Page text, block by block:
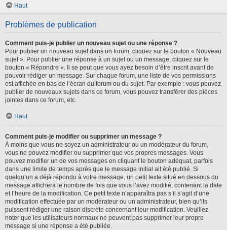
Haut
Problèmes de publication
Comment puis-je publier un nouveau sujet ou une réponse ?
Pour publier un nouveau sujet dans un forum, cliquez sur le bouton « Nouveau
sujet ». Pour publier une réponse à un sujet ou un message, cliquez sur le
bouton « Répondre ». Il se peut que vous ayez besoin d’être inscrit avant de
pouvoir rédiger un message. Sur chaque forum, une liste de vos permissions
est affichée en bas de l’écran du forum ou du sujet. Par exemple : vous pouvez
publier de nouveaux sujets dans ce forum, vous pouvez transférer des pièces
jointes dans ce forum, etc.
Haut
Comment puis-je modifier ou supprimer un message ?
À moins que vous ne soyez un administrateur ou un modérateur du forum,
vous ne pouvez modifier ou supprimer que vos propres messages. Vous
pouvez modifier un de vos messages en cliquant le bouton adéquat, parfois
dans une limite de temps après que le message initial ait été publié. Si
quelqu’un a déjà répondu à votre message, un petit texte situé en dessous du
message affichera le nombre de fois que vous l’avez modifié, contenant la date
et l’heure de la modification. Ce petit texte n’apparaîtra pas s’il s’agit d’une
modification effectuée par un modérateur ou un administrateur, bien qu’ils
puissent rédiger une raison discrète concernant leur modification. Veuillez
noter que les utilisateurs normaux ne peuvent pas supprimer leur propre
message si une réponse a été publiée.